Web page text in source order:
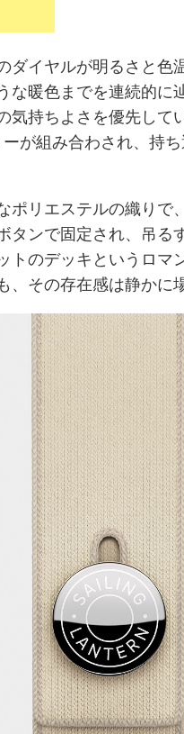
ダイヤルが明るさと色
な暖色までを連続的に
気持ちよさを優先して
が組み合わされ、持
ポリエステルの織りで
タンで固定され、吊る
トのデッキというロマ
その存在感は静かに